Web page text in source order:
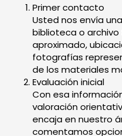
Primer contacto
Usted nos envía
biblioteca o
aproximado,
fotografías
de los materiales
Evaluación inicial
Con esa
valoración
encaja en nuestro
comentamos